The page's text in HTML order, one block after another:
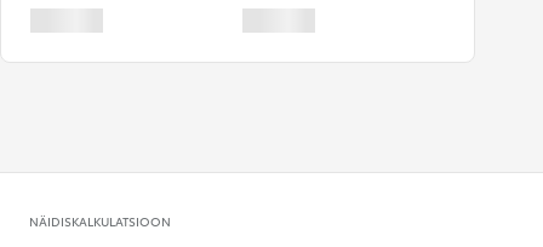
NÄIDISKALKULATSIOON